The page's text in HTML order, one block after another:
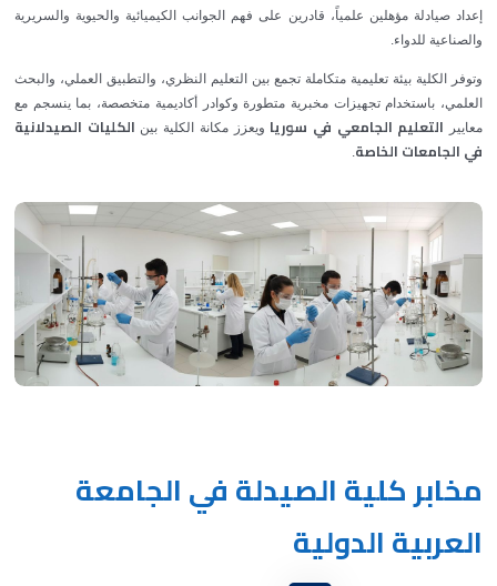
إعداد صيادلة مؤهلين علمياً، قادرين على فهم الجوانب الكيميائية والحيوية والسريرية
والصناعية للدواء.
وتوفر الكلية بيئة تعليمية متكاملة تجمع بين التعليم النظري، والتطبيق العملي، والبحث
العلمي، باستخدام تجهيزات مخبرية متطورة وكوادر أكاديمية متخصصة، بما ينسجم مع
معايير التعليم الجامعي في سوريا ويعزز مكانة الكلية بين الكليات الصيدلانية
في الجامعات الخاصة.
مخابر كلية الصيدلة في الجامعة
العربية الدولية